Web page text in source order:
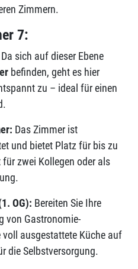
Zimmern.
7:
Da sich auf dieser Ebene
befinden, geht es hier
zu – ideal für einen
Das Zimmer ist
und bietet Platz für bis zu
zwei Kollegen oder als
OG): Bereiten Sie Ihre
von Gastronomie-
ausgestattete Küche auf
die Selbstversorgung.